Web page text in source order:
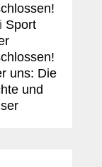
Sport
uns: Die
und